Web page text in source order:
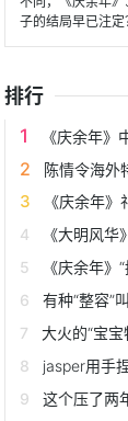
排行
《庆余年》
陈情令海外
《庆余年
《大明风
《庆余年
有种“整容”
大火的“宝
jasper用手
这个压了两